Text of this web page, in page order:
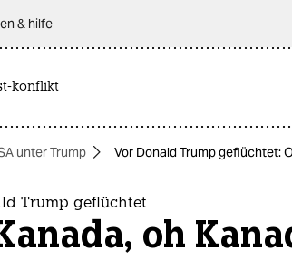
& hilfe
konflikt
unter Trump Vor Donald Trump geflüchtet:
Trump geflüchtet
oh